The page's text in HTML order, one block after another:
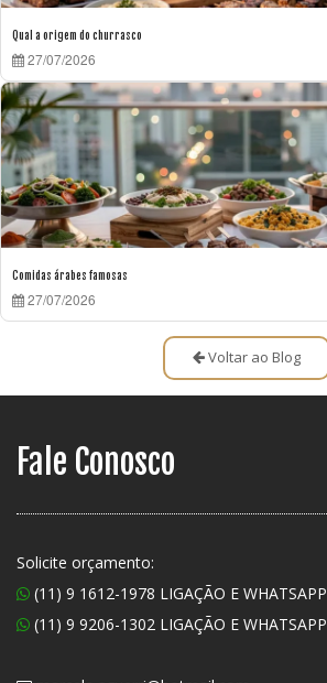
Qual a origem do churrasco
27/07/2026
Comidas árabes famosas
27/07/2026
Voltar ao Blog
Fale Conosco
Solicite orçamento:
(11) 9 1612-1978 LIGAÇÃO E WHATSAPP
(11) 9 9206-1302 LIGAÇÃO E WHATSAPP